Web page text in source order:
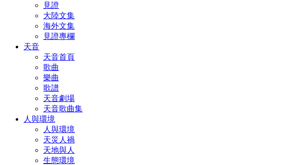
見證
大陸文集
海外文集
見證專欄
天音
天音首頁
歌曲
樂曲
歌譜
天音劇場
天音歌曲集
人與環境
人與環境
天災人禍
天地與人
生態環境